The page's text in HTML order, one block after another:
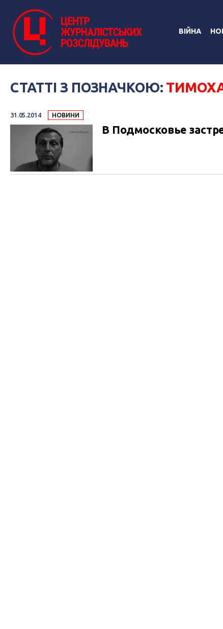
ВІЙНА
СТАТТІ З ПОЗНАЧКОЮ:
31.05.2014 НОВИНИ
В Подмосковье